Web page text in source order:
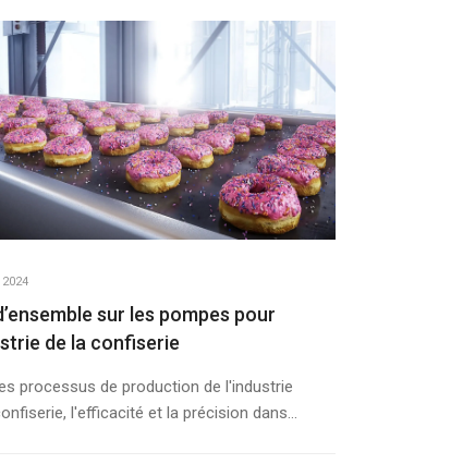
sur les pompes pour
de la confiserie
processus de production de l'industrie
l'efficacité et la précision dans...